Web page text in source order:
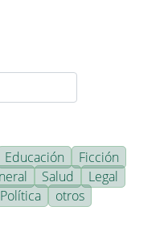
Educación
Ficción
Salud
Legal
Política otros